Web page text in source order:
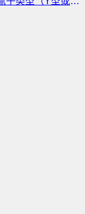
，以降低甲醛风